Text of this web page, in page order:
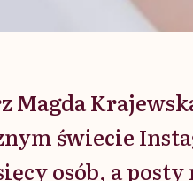
Magda
świecie
osób, a